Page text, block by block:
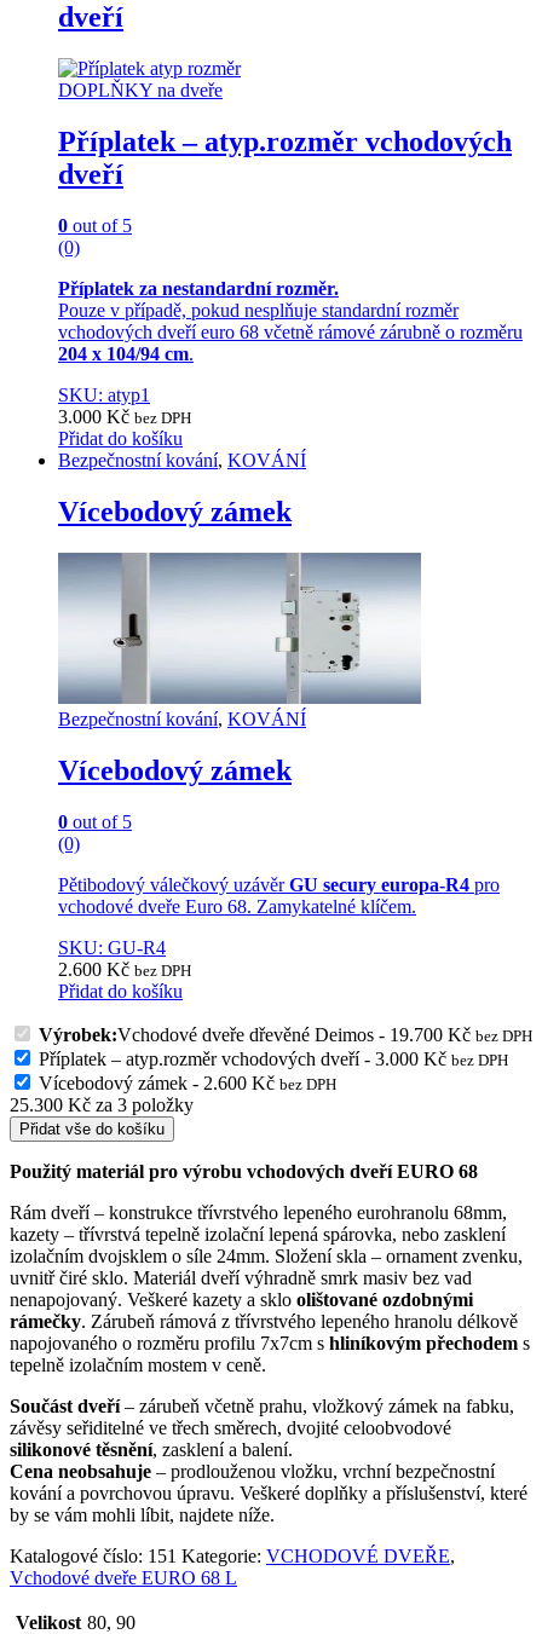
variants.
options
may
chosen
on
the
product
page
dveří
DOPLŇKY na dveře
Příplatek – atyp.rozměr vchodových
dveří
0 out of 5
(0)
Příplatek za nestandardní rozměr.
Pouze v případě, pokud nesplňuje standardní rozměr
vchodových dveří euro 68 včetně rámové zárubně o rozměru
204 x 104/94 cm.
SKU: atyp1
3.000 Kč bez DPH
Přidat do košíku
Bezpečnostní kování, KOVÁNÍ
Vícebodový zámek
Bezpečnostní kování, KOVÁNÍ
Vícebodový zámek
0 out of 5
(0)
Pětibodový válečkový uzávěrGU secury europa-R4 pro
vchodové dveře Euro 68. Zamykatelné klíčem.
SKU: GU-R4
2.600 Kč bez DPH
Přidat do košíku
Výrobek:Vchodové dveře dřevěné Deimos - 19.700 Kč bez DPH
Příplatek – atyp.rozměr vchodových dveří- 3.000 Kč bez DPH
Vícebodový zámek - 2.600 Kč bez DPH
25.300 Kč za 3 položky
Přidat vše do košíku
Použitý materiál pro výrobu vchodových dveří EURO 68
Rám dveří – konstrukce třívrstvého lepeného eurohranolu 68mm,
kazety – třívrstvá tepelně izolační lepená spárovka, nebo zasklení
izolačním dvojsklem o síle 24mm. Složení skla – ornament zvenku,
uvnitř čiré sklo. Materiál dveří výhradně smrk masiv bez vad
nenapojovaný. Veškeré kazety a sklo olištované ozdobnými
rámečky. Zárubeň rámová z třívrstvého lepeného hranolu délkově
napojovaného o rozměru profilu 7x7cm s hliníkovým přechodem s
tepelně izolačním mostem v ceně.
Součást dveří– zárubeň včetně prahu, vložkový zámek na fabku,
závěsy seřiditelné ve třech směrech, dvojité celoobvodové
silikonové těsnění, zasklení a balení.
Cena neobsahuje – prodlouženou vložku, vrchní bezpečnostní
kování a povrchovou úpravu. Veškeré doplňky a příslušenství, které
by se vám mohli líbit, najdete níže.
Katalogové číslo: 151 Kategorie: VCHODOVÉ DVEŘE,
Vchodové dveře EURO 68 L
Velikost 80, 90